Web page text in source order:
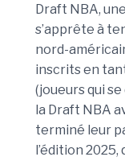
Draft NBA,
s’apprête à
nord-
inscrits en
(joueurs qui
la Draft NBA
terminé leur
l’édition